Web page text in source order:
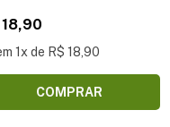
18,90
1x de R$ 18,90
COMPRAR